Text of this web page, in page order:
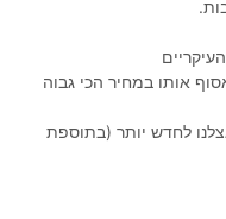
אותו במחיר הכי גבוה
לחדש יותר (בתוספת